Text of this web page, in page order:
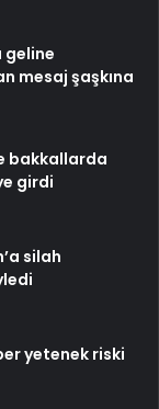
geline
mesaj şaşkına
bakkallarda
girdi
silah
yetenek riski